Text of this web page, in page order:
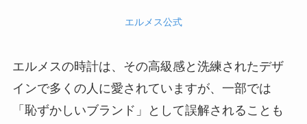
エルメス公式
エルメスの時計は、その高級感と洗練されたデザ
インで多くの人に愛されていますが、一部では
「恥ずかしいブランド」として誤解されることも